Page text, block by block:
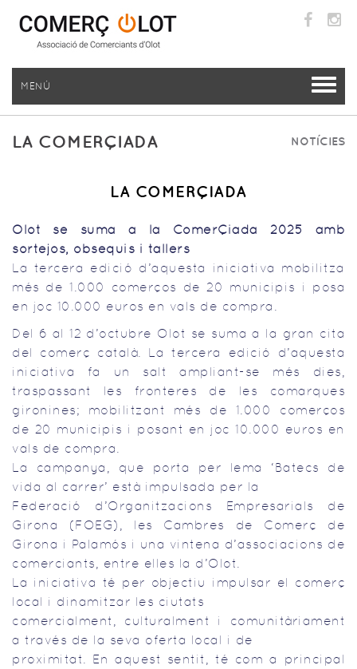
MENÚ
NOTÍCIES
LA COMERÇIADA
LA COMERÇIADA
Olot se suma a la ComerÇiada 2025 amb
sortejos, obsequis i tallers
La tercera edició d’aquesta iniciativa mobilitza
més de 1.000 comerços de 20 municipis i posa
en joc 10.000 euros en vals de compra.
Del 6 al 12 d’octubre Olot se suma a la gran cita
del comerç català. La tercera edició d’aquesta
iniciativa fa un salt ampliant-se més dies,
traspassant les fronteres de les comarques
gironines; mobilitzant més de 1.000 comerços
de 20 municipis i posant en joc 10.000 euros en
vals de compra.
La campanya, que porta per lema ‘Batecs de
vida al carrer’ està impulsada per la
Federació d’Organitzacions Empresarials de
Girona (FOEG), les Cambres de Comerç de
Girona i Palamós i una vintena d’associacions de
comerciants, entre elles la d’Olot.
La iniciativa té per objectiu impulsar el comerç
local i dinamitzar les ciutats
comercialment, culturalment i comunitàriament
a través de la seva oferta local i de
proximitat. En aquest sentit, té com a principal